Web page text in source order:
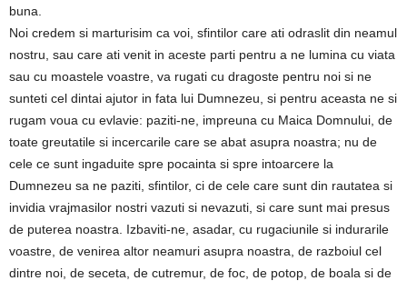
buna.
Noi credem si marturisim ca voi, sfintilor care ati odraslit din neamul
nostru, sau care ati venit in aceste parti pentru a ne lumina cu viata
sau cu moastele voastre, va rugati cu dragoste pentru noi si ne
sunteti cel dintai ajutor in fata lui Dumnezeu, si pentru aceasta ne si
rugam voua cu evlavie: paziti-ne, impreuna cu Maica Domnului, de
toate greutatile si incercarile care se abat asupra noastra; nu de
cele ce sunt ingaduite spre pocainta si spre intoarcere la
Dumnezeu sa ne paziti, sfintilor, ci de cele care sunt din rautatea si
invidia vrajmasilor nostri vazuti si nevazuti, si care sunt mai presus
de puterea noastra. Izbaviti-ne, asadar, cu rugaciunile si indurarile
voastre, de venirea altor neamuri asupra noastra, de razboiul cel
dintre noi, de seceta, de cutremur, de foc, de potop, de boala si de